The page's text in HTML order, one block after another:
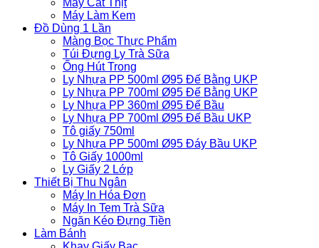
Máy Làm Kem
Đồ Dùng 1 Lần
Màng Bọc Thực Phẩm
Túi Đựng Ly Trà Sữa
Ống Hút Trong
Ly Nhựa PP 500ml Ø95 Đế Bằng UKP
Ly Nhựa PP 700ml Ø95 Đế Bằng UKP
Ly Nhựa PP 360ml Ø95 Đế Bầu
Ly Nhựa PP 700ml Ø95 Đế Bầu UKP
Tô giấy 750ml
Ly Nhựa PP 500ml Ø95 Đáy Bầu UKP
Tô Giấy 1000ml
Ly Giấy 2 Lớp
Thiết Bị Thu Ngân
Máy In Hóa Đơn
Máy In Tem Trà Sữa
Ngăn Kéo Đựng Tiền
Làm Bánh